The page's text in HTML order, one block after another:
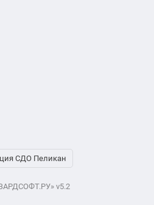
СДО Пеликан
v5.2